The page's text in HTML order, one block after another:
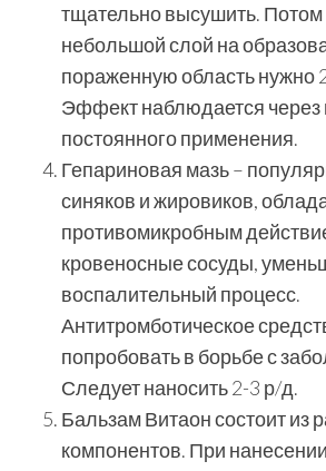
тщательно высушить. Потом
небольшой слой на
пораженную область нужно
Эффект наблюдается через
постоянного применения.
Гепариновая мазь –
синяков и жировиков,
противомикробным
кровеносные сосуды,
воспалительный процесс.
Антитромботическое
попробовать в борьбе с
Следует наносить 2-3 р/д.
Бальзам Витаон состоит из
компонентов. При